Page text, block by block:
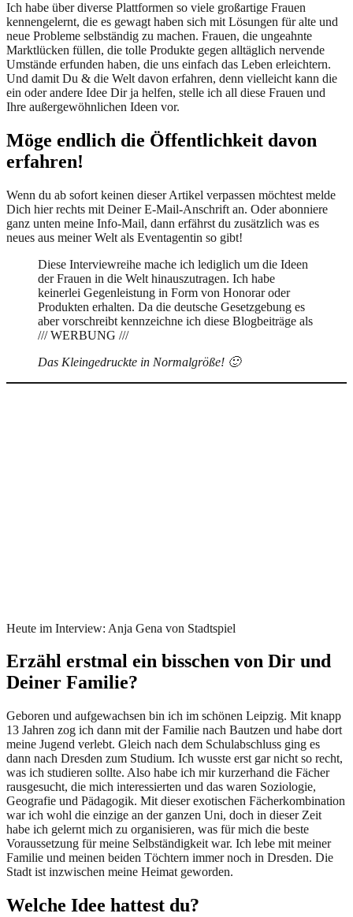
Ich habe über diverse Plattformen so viele großartige Frauen
kennengelernt, die es gewagt haben sich mit Lösungen für alte und
neue Probleme selbständig zu machen. Frauen, die ungeahnte
Marktlücken füllen, die tolle Produkte gegen alltäglich nervende
Umstände erfunden haben, die uns einfach das Leben erleichtern.
Und damit Du & die Welt davon erfahren, denn vielleicht kann die
ein oder andere Idee Dir ja helfen, stelle ich all diese Frauen und
Ihre außergewöhnlichen Ideen vor.
Möge endlich die Öffentlichkeit davon
erfahren!
Wenn du ab sofort keinen dieser Artikel verpassen möchtest melde
Dich hier rechts mit Deiner E-Mail-Anschrift an. Oder abonniere
ganz unten meine Info-Mail, dann erfährst du zusätzlich was es
neues aus meiner Welt als Eventagentin so gibt!
Diese Interviewreihe mache ich lediglich um die Ideen
der Frauen in die Welt hinauszutragen. Ich habe
keinerlei Gegenleistung in Form von Honorar oder
Produkten erhalten. Da die deutsche Gesetzgebung es
aber vorschreibt kennzeichne ich diese Blogbeiträge als
/// WERBUNG ///
Das Kleingedruckte in Normalgröße! 🙂
Heute im Interview: Anja Gena von Stadtspiel
Erzähl erstmal ein bisschen von Dir und
Deiner Familie?
Geboren und aufgewachsen bin ich im schönen Leipzig. Mit knapp
13 Jahren zog ich dann mit der Familie nach Bautzen und habe dort
meine Jugend verlebt. Gleich nach dem Schulabschluss ging es
dann nach Dresden zum Studium. Ich wusste erst gar nicht so recht,
was ich studieren sollte. Also habe ich mir kurzerhand die Fächer
rausgesucht, die mich interessierten und das waren Soziologie,
Geografie und Pädagogik. Mit dieser exotischen Fächerkombination
war ich wohl die einzige an der ganzen Uni, doch in dieser Zeit
habe ich gelernt mich zu organisieren, was für mich die beste
Voraussetzung für meine Selbständigkeit war. Ich lebe mit meiner
Familie und meinen beiden Töchtern immer noch in Dresden. Die
Stadt ist inzwischen meine Heimat geworden.
Welche Idee hattest du?